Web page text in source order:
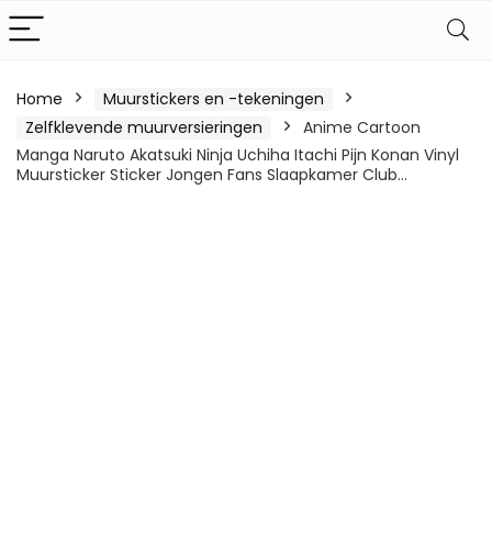
Home
Muurstickers en -tekeningen
Zelfklevende muurversieringen
Anime Cartoon
Manga Naruto Akatsuki Ninja Uchiha Itachi Pijn Konan Vinyl
Muursticker Sticker Jongen Fans Slaapkamer Club…